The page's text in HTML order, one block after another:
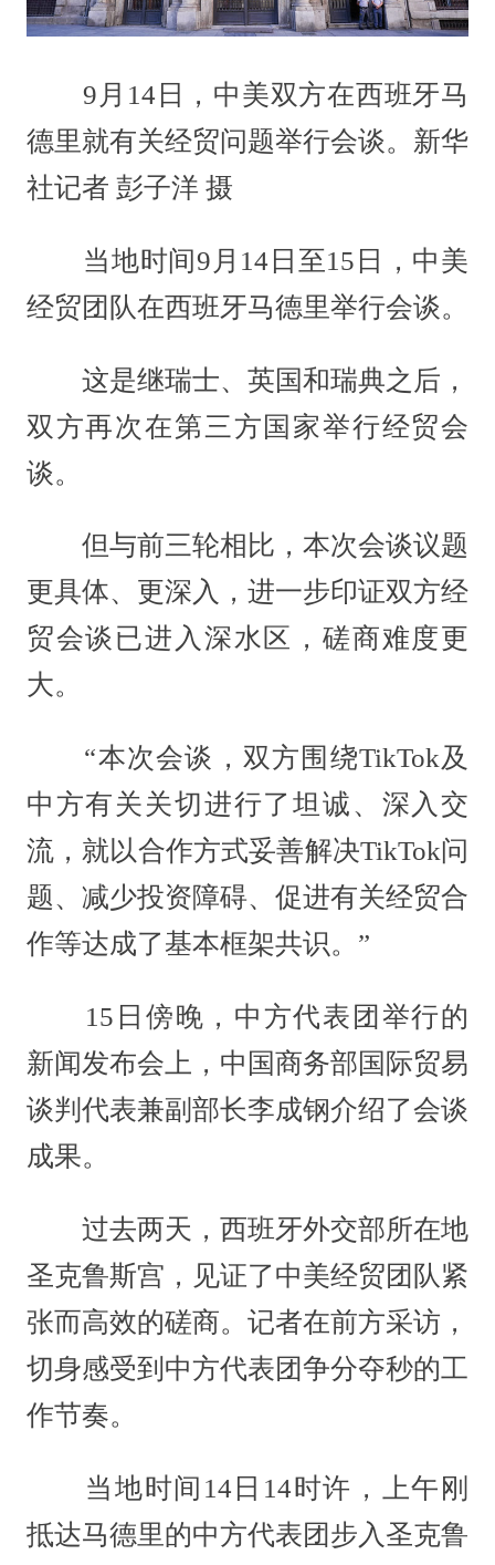
9月14日，中美双方在西班牙马
德里就有关经贸问题举行会谈。新华
社记者 彭子洋 摄
当地时间9月14日至15日，中美
经贸团队在西班牙马德里举行会谈。
这是继瑞士、英国和瑞典之后，
双方再次在第三方国家举行经贸会
谈。
但与前三轮相比，本次会谈议题
更具体、更深入，进一步印证双方经
贸会谈已进入深水区，磋商难度更
大。
“本次会谈，双方围绕TikTok及
中方有关关切进行了坦诚、深入交
流，就以合作方式妥善解决TikTok问
题、减少投资障碍、促进有关经贸合
作等达成了基本框架共识。”
15日傍晚，中方代表团举行的
新闻发布会上，中国商务部国际贸易
谈判代表兼副部长李成钢介绍了会谈
成果。
过去两天，西班牙外交部所在地
圣克鲁斯宫，见证了中美经贸团队紧
张而高效的磋商。记者在前方采访，
切身感受到中方代表团争分夺秒的工
作节奏。
当地时间14日14时许，上午刚
抵达马德里的中方代表团步入圣克鲁